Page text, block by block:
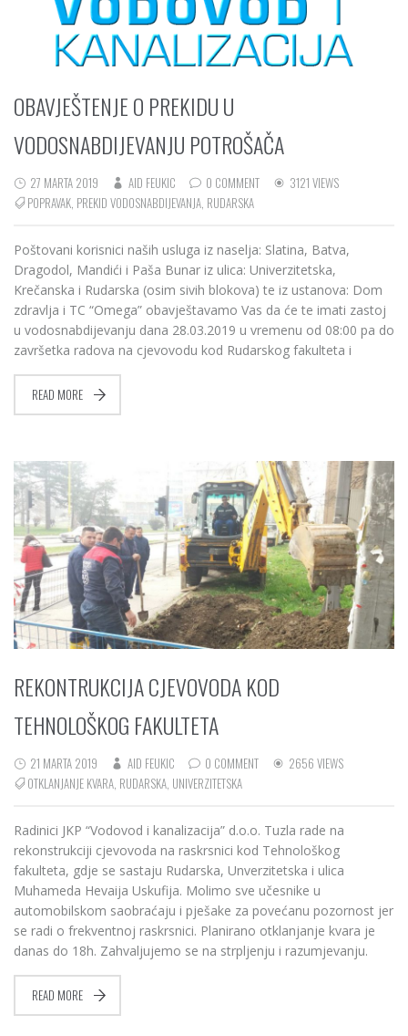
OBAVJEŠTENJE O PREKIDU U
VODOSNABDIJEVANJU POTROŠAČA
27 MARTA 2019 AID FEUKIC 0 COMMENT
3121 VIEWS
POPRAVAK PREKID VODOSNABDIJEVANJA RUDARSKA
Poštovani korisnici naših usluga iz naselja: Slatina, Batva,
Dragodol, Mandići i Paša Bunar iz ulica: Univerzitetska,
Krečanska i Rudarska (osim sivih blokova) te iz ustanova: Dom
zdravlja i TC “Omega” obavještavamo Vas da će te imati zastoj
u vodosnabdijevanju dana 28.03.2019 u vremenu od 08:00 pa do
završetka radova na cjevovodu kod Rudarskog fakulteta i
READ MORE
REKONTRUKCIJA CJEVOVODA KOD
TEHNOLOŠKOG FAKULTETA
21 MARTA 2019 AID FEUKIC 0 COMMENT
2656 VIEWS
OTKLANJANJE KVARA, RUDARSKA, UNIVERZITETSKA
Radinici JKP “Vodovod i kanalizacija” d.o.o. Tuzla rade na
rekonstrukciji cjevovoda na raskrsnici kod Tehnološkog
fakulteta, gdje se sastaju Rudarska, Unverzitetska i ulica
Muhameda Hevaija Uskufija. Molimo sve učesnike u
automobilskom saobraćaju i pješake za povećanu pozornost jer
se radi o frekventnoj raskrsnici. Planirano otklanjanje kvara je
danas do 18h. Zahvaljujemo se na strpljenju i razumjevanju.
READ MORE